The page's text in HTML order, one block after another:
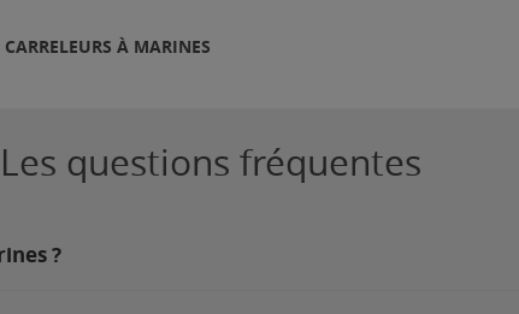
CARRELEURS À MARINES
Les questions fréquentes
?